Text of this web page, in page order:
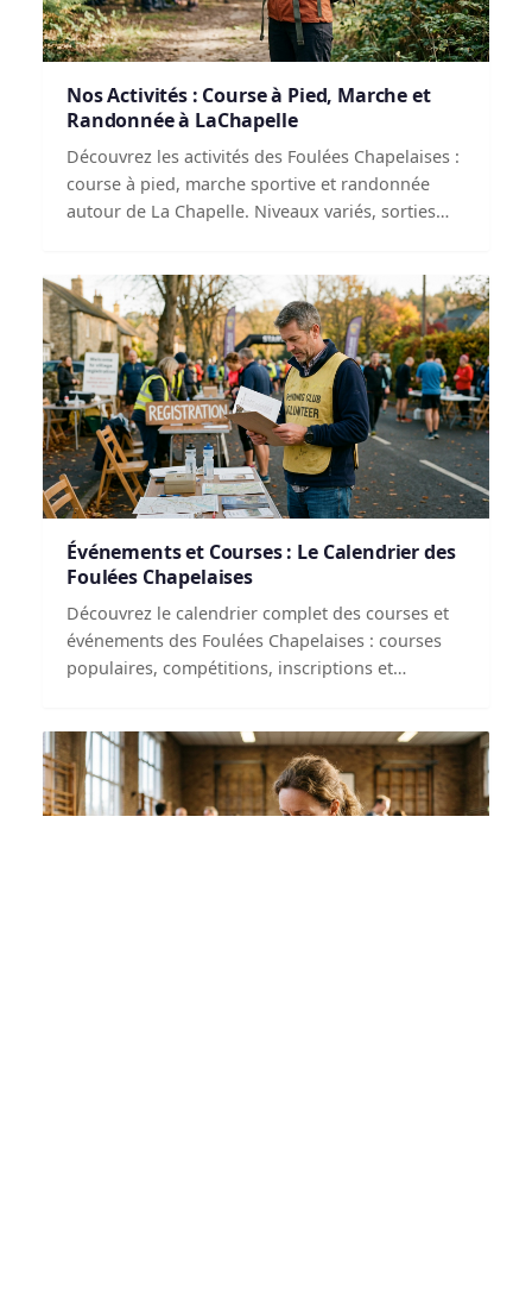
Nos Activités : Course à Pied, Marche et
Randonnée à LaChapelle
Découvrez les activités des Foulées Chapelaises :
course à pied, marche sportive et randonnée
autour de La Chapelle. Niveaux variés, sorties
Événements et Courses : Le Calendrier des
Foulées Chapelaises
Découvrez le calendrier complet des courses et
événements des Foulées Chapelaises : courses
populaires, compétitions, inscriptions et